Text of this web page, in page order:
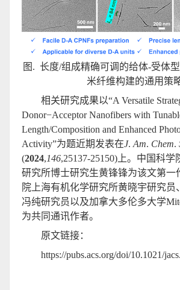
图. 长度/组成精确可调的给体-受体
米纤维构建的通用策
相关研究成果以“A Versatile
Donor−Acceptor Nanofibers with
Length/Composition and Enhanced
Activity”为题近期发表在J. Am. Chem.
(2024,146,25137-25150)上。中国科
研究所博士研究生黄锋锋为该文第一
院上海有机化学研究所黄晓宇研究员
冯纯研究员以及加拿大多伦多大学
为共同通讯作者。
原文链接：
https://pubs.acs.org/doi/10.1021/